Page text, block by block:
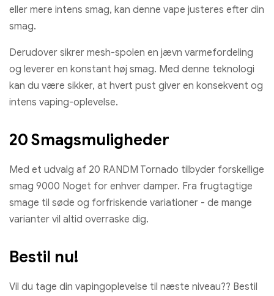
eller mere intens smag, kan denne vape justeres efter din
smag.
Derudover sikrer mesh-spolen en jævn varmefordeling
og leverer en konstant høj smag. Med denne teknologi
kan du være sikker, at hvert pust giver en konsekvent og
intens vaping-oplevelse.
20 Smagsmuligheder
Med et udvalg af 20 RANDM Tornado tilbyder forskellige
smag 9000 Noget for enhver damper. Fra frugtagtige
smage til søde og forfriskende variationer - de mange
varianter vil altid overraske dig.
Bestil nu!
Vil du tage din vapingoplevelse til næste niveau?? Bestil